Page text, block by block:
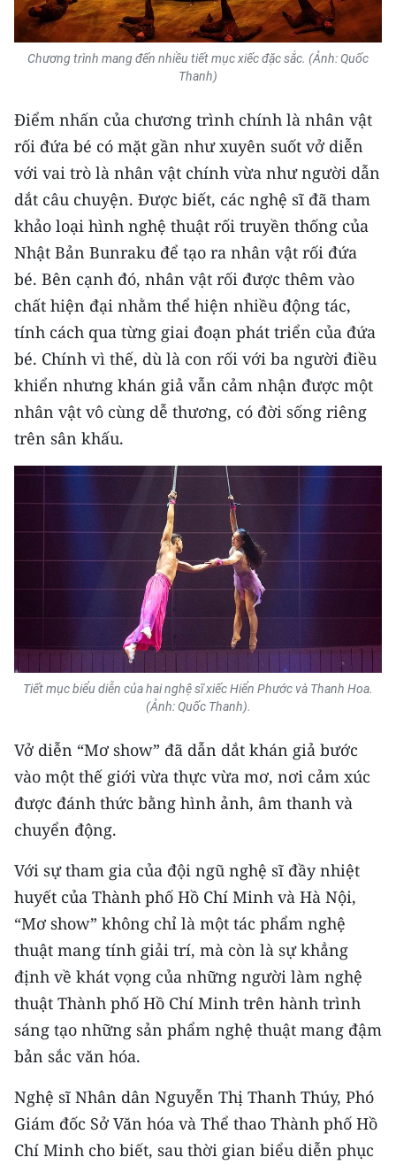
Chương trình mang đến nhiều tiết mục xiếc đặc sắc. (Ảnh: Quốc
Thanh)
Điểm nhấn của chương trình chính là nhân vật
rối đứa bé có mặt gần như xuyên suốt vở diễn
với vai trò là nhân vật chính vừa như người dẫn
dắt câu chuyện. Được biết, các nghệ sĩ đã tham
khảo loại hình nghệ thuật rối truyền thống của
Nhật Bản Bunraku để tạo ra nhân vật rối đứa
bé. Bên cạnh đó, nhân vật rối được thêm vào
chất hiện đại nhằm thể hiện nhiều động tác,
tính cách qua từng giai đoạn phát triển của đứa
bé. Chính vì thế, dù là con rối với ba người điều
khiển nhưng khán giả vẫn cảm nhận được một
nhân vật vô cùng dễ thương, có đời sống riêng
trên sân khấu.
Tiết mục biểu diễn của hai nghệ sĩ xiếc Hiển Phước và Thanh Hoa.
(Ảnh: Quốc Thanh).
Vở diễn “Mơ show” đã dẫn dắt khán giả bước
vào một thế giới vừa thực vừa mơ, nơi cảm xúc
được đánh thức bằng hình ảnh, âm thanh và
chuyển động.
Với sự tham gia của đội ngũ nghệ sĩ đầy nhiệt
huyết của Thành phố Hồ Chí Minh và Hà Nội,
“Mơ show” không chỉ là một tác phẩm nghệ
thuật mang tính giải trí, mà còn là sự khẳng
định về khát vọng của những người làm nghệ
thuật Thành phố Hồ Chí Minh trên hành trình
sáng tạo những sản phẩm nghệ thuật mang đậm
bản sắc văn hóa.
Nghệ sĩ Nhân dân Nguyễn Thị Thanh Thúy, Phó
Giám đốc Sở Văn hóa và Thể thao Thành phố Hồ
Chí Minh cho biết, sau thời gian biểu diễn phục